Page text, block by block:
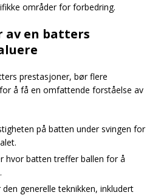
områder for forbedring.
av en batters
prestasjoner, bør flere
å få en omfattende forståelse av
på batten under svingen for
hvor batten treffer ballen for å
den generelle teknikken, inkludert